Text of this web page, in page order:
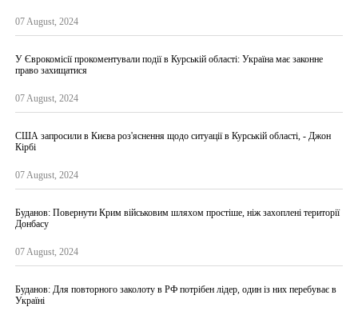
07 August, 2024
У Єврокомісії прокоментували події в Курській області: Україна має законне
право захищатися
07 August, 2024
США запросили в Києва роз'яснення щодо ситуації в Курській області, - Джон
Кірбі
07 August, 2024
Буданов: Повернути Крим військовим шляхом простіше, ніж захоплені території
Донбасу
07 August, 2024
Буданов: Для повторного заколоту в РФ потрібен лідер, один із них перебуває в
Україні